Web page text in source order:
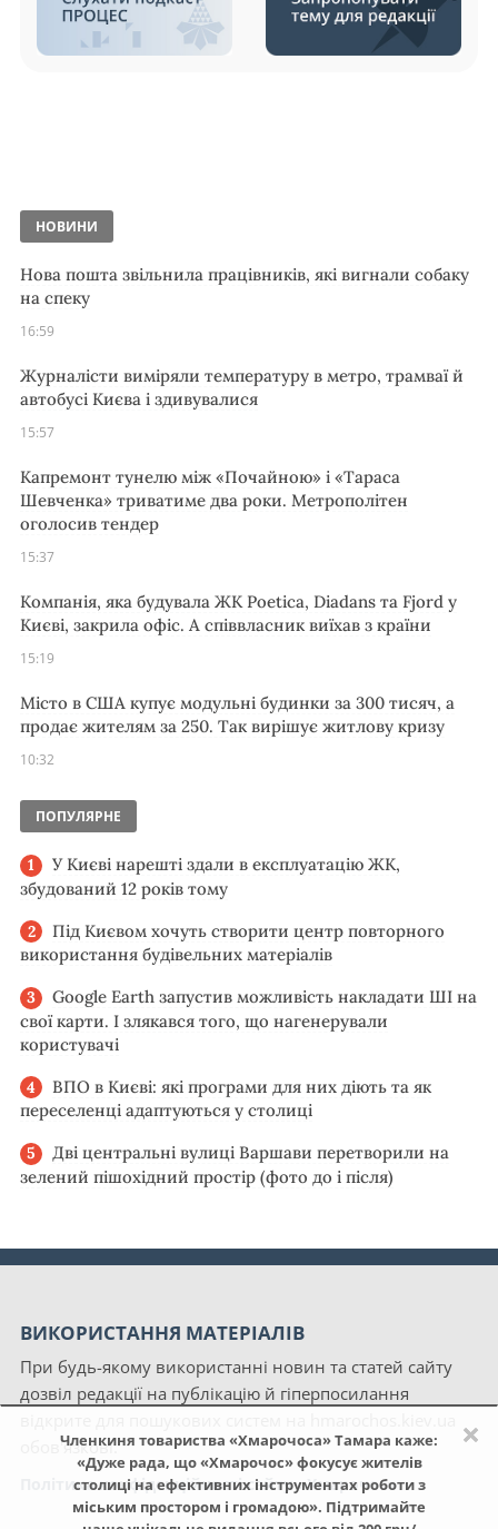
×
Членкиня товариства «Хмарочоса» Тамара каже:
«Дуже рада, що «Хмарочос» фокусує жителів
столиці на ефективних інструментах роботи з
міським простором і громадою». Підтримайте
НОВИНИ
Нова пошта звільнила працівників, які вигнали собаку
на спеку
16:59
Журналісти виміряли температуру в метро, трамваї й
автобусі Києва і здивувалися
15:57
Капремонт тунелю між «Почайною» і «Тараса
Шевченка» триватиме два роки. Метрополітен
оголосив тендер
15:37
Компанія, яка будувала ЖК Poetica, Diadans та Fjord у
Києві, закрила офіс. А співвласник виїхав з країни
15:19
Місто в США купує модульні будинки за 300 тисяч, а
продає жителям за 250. Так вирішує житлову кризу
10:32
ПОПУЛЯРНЕ
У Києві нарешті здали в експлуатацію ЖК,
збудований 12 років тому
Під Києвом хочуть створити центр повторного
використання будівельних матеріалів
Google Earth запустив можливість накладати ШІ на
свої карти. І злякався того, що нагенерували
користувачі
ВПО в Києві: які програми для них діють та як
переселенці адаптуються у столиці
Дві центральні вулиці Варшави перетворили на
зелений пішохідний простір (фото до і після)
ВИКОРИСТАННЯ МАТЕРІАЛІВ
При будь-якому використанні новин та статей сайту
дозвіл редакції на публікацію й гіперпосилання
обов'язкові.
Політика конфіденційності сайту «Хмарочос»